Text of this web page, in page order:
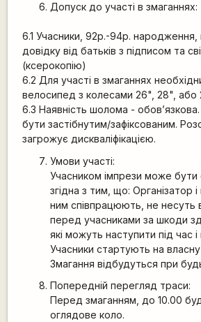
Допуск до участі в змаганнях:
6.1 Учасники, 92р.-94р. народження,
довідку від батьків з підписом та
(ксерокопію)
6.2 Для участі в змаганнях
велосипед з колесами 26", 28", або
6.3 Наявність шолома -
бути застібнутим/зафіксованим.
загрожує дискваліфікацією.
Умови участі:
Учасником імпрези може бути
згідна з тим, що: Організатор і
ним співпрацюють, не несуть
перед учасниками за шкоди
які можуть наступити під час і
Учасники стартують на власну
Змагання відбудуться при
Попередній перегляд траси:
Перед змаганням, до 10.00
оглядове коло.